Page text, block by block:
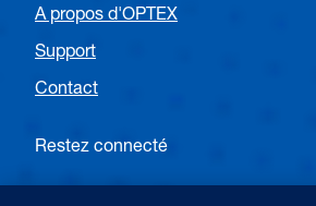
A propos d'OPTEX
Support
Contact
Restez connecté